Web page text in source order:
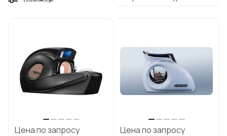
Цена по запросу Цена по запросу